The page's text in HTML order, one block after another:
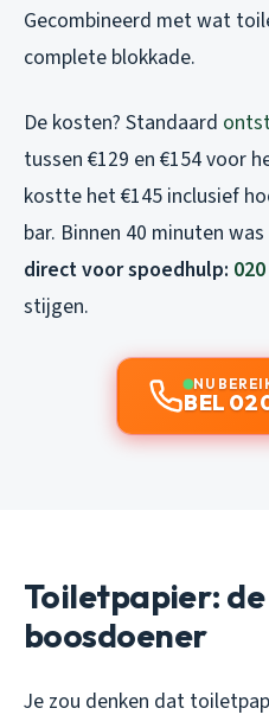
Gecombineerd met wat
complete blokkade.
De kosten? Standaard
tussen €129 en €154 voor
kostte het €145 inclusief
bar. Binnen 40 minuten
direct voor spoedhulp:
stijgen.
NU
BEL
Toiletpapier:
boosdoener
Je zou denken dat